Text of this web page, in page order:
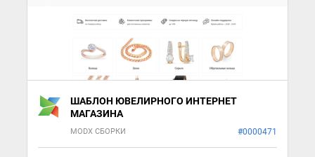
ШАБЛОН ЮВЕЛИРНОГО ИНТЕРНЕТ
МАГАЗИНА
MODX СБОРКИ #0000471